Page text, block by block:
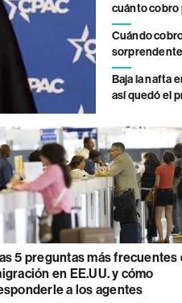
cuánto cobro
Cuándo
Baja la nafta
así quedó el
5 preguntas más frecuentes
en EE.UU. y cómo
a los agentes